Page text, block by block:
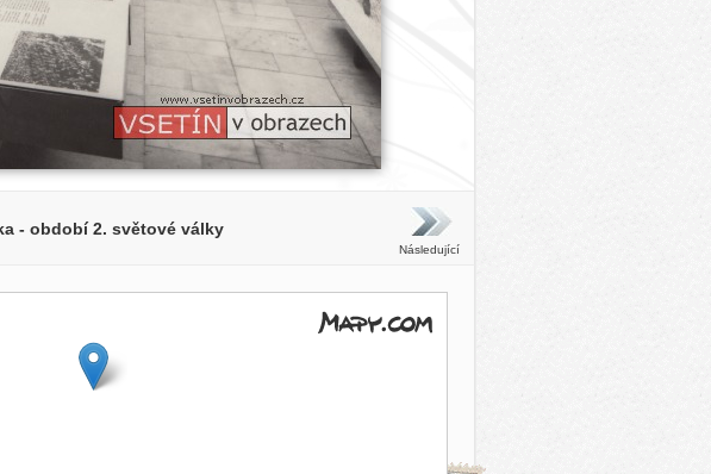
- období 2. světové války
Následující